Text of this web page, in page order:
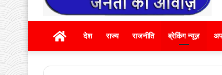
होम देश राज्य राजनीति ब्रेकिंग न्यूज़